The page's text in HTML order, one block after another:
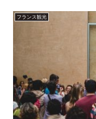
フランス観光